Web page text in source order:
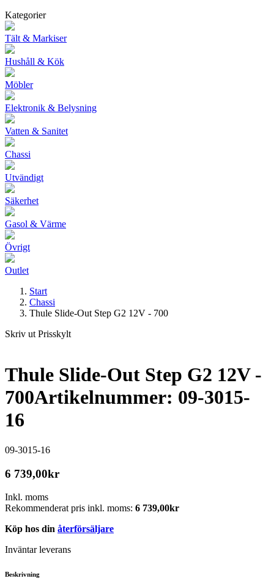
Kategorier
Tält & Markiser
Hushåll & Kök
Möbler
Elektronik & Belysning
Vatten & Sanitet
Chassi
Utvändigt
Säkerhet
Gasol & Värme
Övrigt
Outlet
Start
Chassi
Thule Slide-Out Step G2 12V - 700
Skriv ut Prisskylt
Thule Slide-Out Step G2 12V -
700Artikelnummer: 09-3015-
16
09-3015-16
6 739,00kr
Inkl. moms
Rekommenderat pris inkl. moms: 6 739,00kr
Köp hos din återförsäljare
Inväntar leverans
Beskrivning